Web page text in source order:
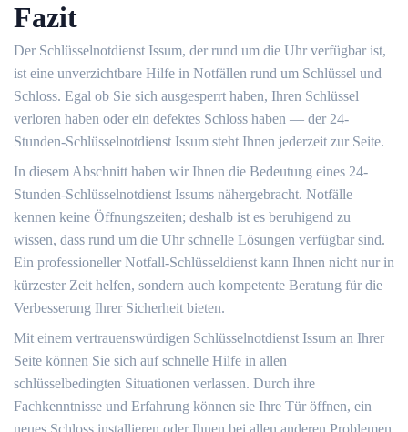
Fazit
Der Schlüsselnotdienst Issum, der rund um die Uhr verfügbar ist,
ist eine unverzichtbare Hilfe in Notfällen rund um Schlüssel und
Schloss.​ Egal ob Sie sich ausgesperrt haben, Ihren Schlüssel
verloren haben oder ein defektes Schloss haben ― der 24-
Stunden-Schlüsselnotdienst Issum steht Ihnen jederzeit zur Seite.​
In diesem Abschnitt haben wir Ihnen die Bedeutung eines 24-
Stunden-Schlüsselnotdienst Issums nähergebracht.​ Notfälle
kennen keine Öffnungszeiten; deshalb ist es beruhigend zu
wissen, dass rund um die Uhr schnelle Lösungen verfügbar sind.
Ein professioneller Notfall-Schlüsseldienst kann Ihnen nicht nur in
kürzester Zeit helfen, sondern auch kompetente Beratung für die
Verbesserung Ihrer Sicherheit bieten.​
Mit einem vertrauenswürdigen Schlüsselnotdienst Issum an Ihrer
Seite können Sie sich auf schnelle Hilfe in allen
schlüsselbedingten Situationen verlassen.​ Durch ihre
Fachkenntnisse und Erfahrung können sie Ihre Tür öffnen, ein
neues Schloss installieren oder Ihnen bei allen anderen Problemen